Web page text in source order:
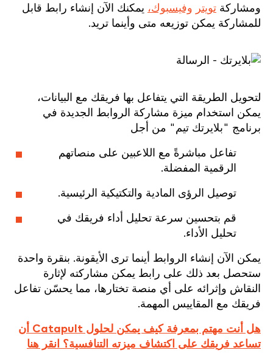
ومشاركة تويتر وفيسبوك، يمكنك الآن إنشاء رابط قابل
للمشاركة يمكن توزيعه متى وأينما تريد.
لتحويل الطريقة التي يتفاعل بها فريقك مع البيانات،
يمكن استخدام ميزة مشاركة الروابط الجديدة في
برنامج "بلايرتك تيم" من أجل
تفاعل مباشرةً مع اللاعبين على منصاتهم
الرقمية المفضلة.
توصيل الرؤى المادية والتكتيكية الرئيسية.
قم بتحسين سرعة تحليل أداء فريقك في
تحليل الأداء.
يمكن الآن إنشاء الروابط أينما ترى الأيقونة. بنقرة واحدة
ستحصل بعد ذلك على رابط يمكن مشاركته لإثارة
النقاش وإثرائه على أي منصة تختارها، مما يحسّن تفاعل
فريقك مع المقاييس المهمة.
هل أنت مهتم بمعرفة كيف يمكن لحلول Catapult أن
تساعد فريقك على اكتشاف ميزته التنافسية؟ انقر هنا